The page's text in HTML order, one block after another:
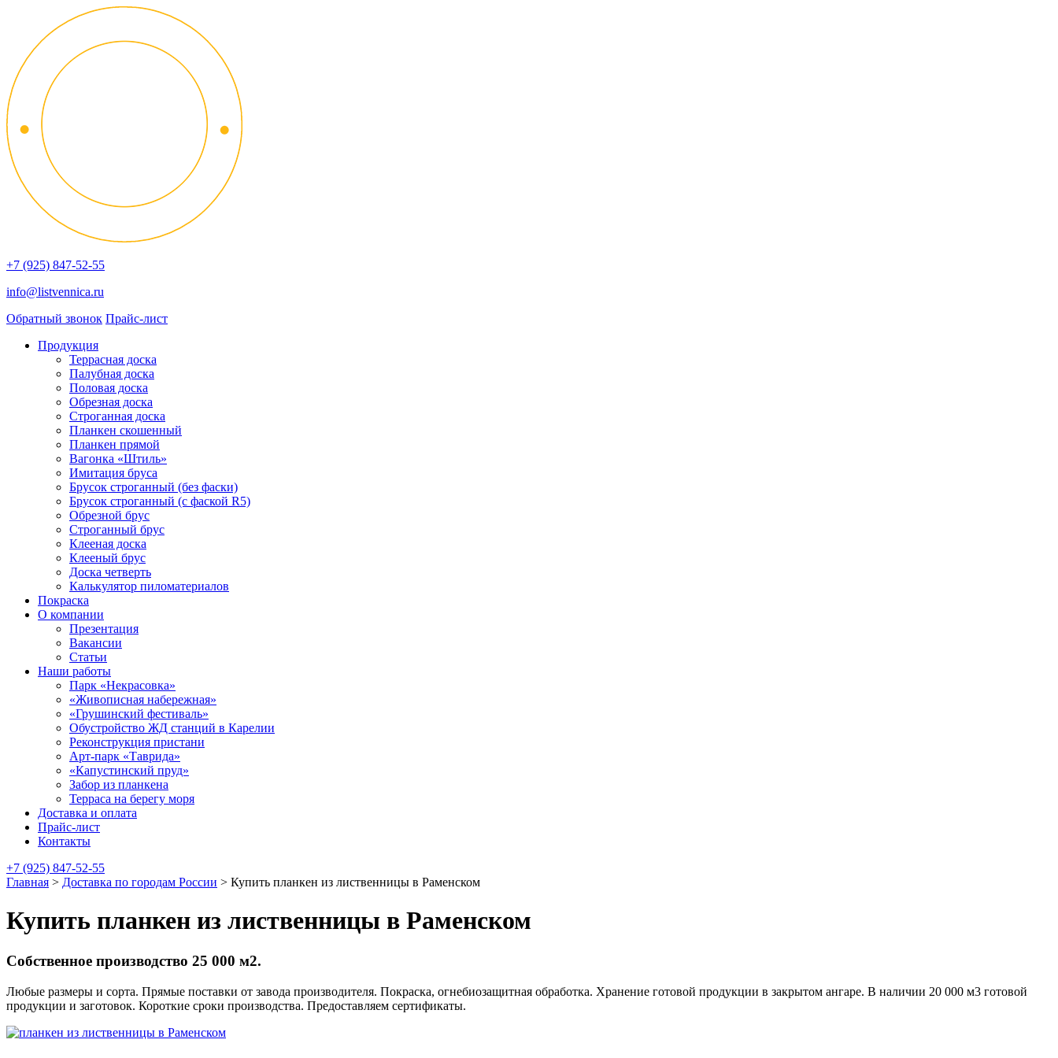
+7 (925) 847-52-55
info@listvennica.ru
Обратный звонок Прайс-лист
Продукция
Террасная доска
Палубная доска
Половая доска
Обрезная доска
Строганная доска
Планкен скошенный
Планкен прямой
Вагонка «Штиль»
Имитация бруса
Брусок строганный (без фаски)
Брусок строганный (с фаской R5)
Обрезной брус
Строганный брус
Клееная доска
Клееный брус
Доска четверть
Калькулятор пиломатериалов
Покраска
О компании
Презентация
Вакансии
Статьи
Наши работы
Парк «Некрасовка»
«Живописная набережная»
«Грушинский фестиваль»
Обустройство ЖД станций в Карелии
Реконструкция пристани
Арт-парк «Таврида»
«Капустинский пруд»
Забор из планкена
Терраса на берегу моря
Доставка и оплата
Прайс-лист
Контакты
+7 (925) 847-52-55
Главная > Доставка по городам России > Купить планкен из лиственницы в Раменском
Купить планкен из лиственницы в Раменском
Собственное производство 25 000 м2.
Любые размеры и сорта. Прямые поставки от завода производителя. Покраска, огнебиозащитная обработка. Хранение готовой продукции в закрытом ангаре. В наличии 20 000 м3 готовой
продукции и заготовок. Короткие сроки производства. Предоставляем сертификаты.